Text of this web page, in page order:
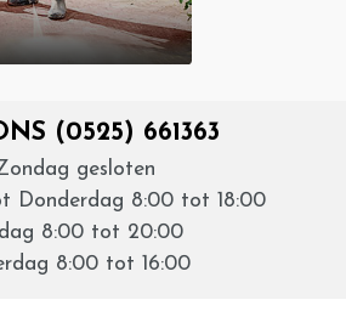
(0525) 661363
gesloten
Donderdag 8:00 tot 18:00
8:00 tot 20:00
8:00 tot 16:00